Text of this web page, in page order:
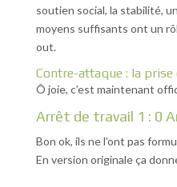
soutien social, la stabilité,
moyens suffisants ont un
out.
Contre-attaque : la prise
Ô joie, c’est maintenant
Arrêt de travail 1 : 0
Bon ok, ils ne l’ont pas
En version originale ça